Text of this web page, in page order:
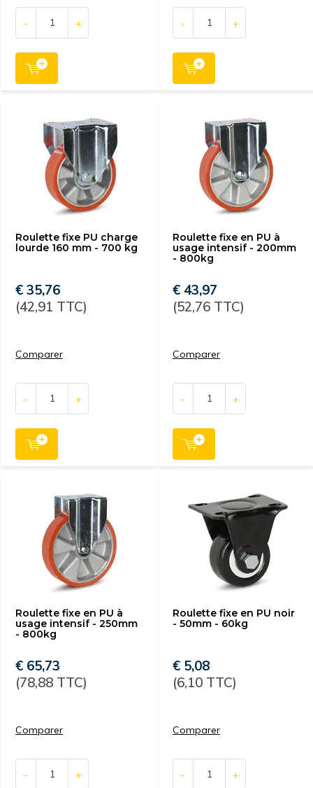
- + - +
Roulette fixe PU charge
lourde 160 mm - 700 kg
€ 35,76
(42,91 TTC)
Comparer
- +
Roulette fixe en PU à
usage intensif - 200mm
- 800kg
€ 43,97
(52,76 TTC)
Comparer
- +
Roulette fixe en PU à
usage intensif - 250mm
- 800kg
€ 65,73
(78,88 TTC)
Comparer
- +
Roulette fixe en PU noir
- 50mm - 60kg
€ 5,08
(6,10 TTC)
Comparer
- +